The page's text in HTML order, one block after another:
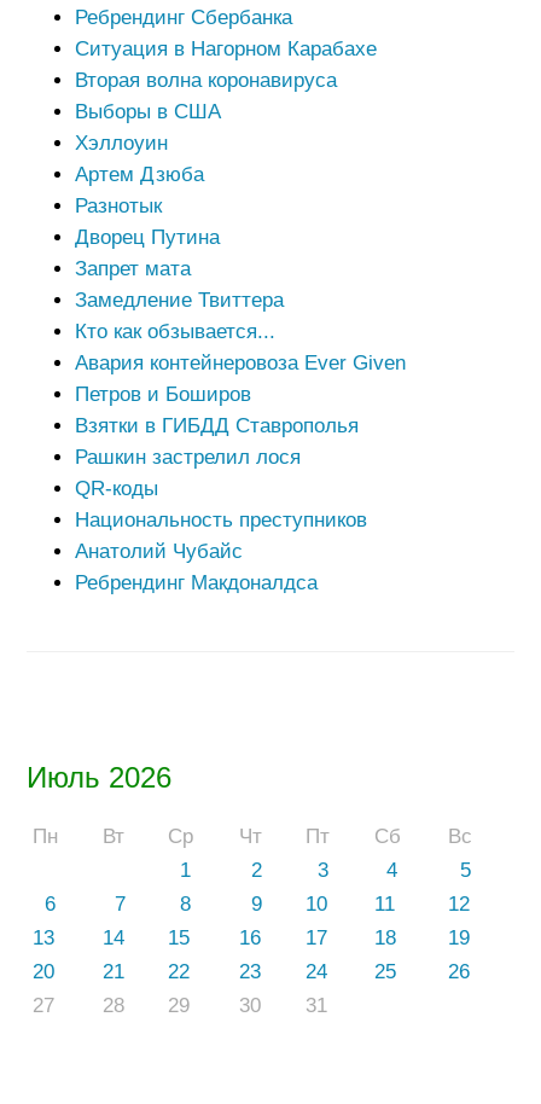
Июль 2026
Пн Вт Ср Чт Пт Сб
Вс
1
2 3 4
5
6
7 8 9 10 11
12
13
14 15 16 17 18
19
20
21 22 23 24 25
26
27
28 29 30 31
Ребрендинг Сбербанка
Ситуация в Нагорном Карабахе
Вторая волна коронавируса
Выборы в США
Хэллоуин
Артем Дзюба
Разнотык
Дворец Путина
Запрет мата
Замедление Твиттера
Кто как обзывается...
Авария контейнеровоза Ever Given
Петров и Боширов
Взятки в ГИБДД Ставрополья
Рашкин застрелил лося
QR-коды
Национальность преступников
Анатолий Чубайс
Ребрендинг Макдоналдса